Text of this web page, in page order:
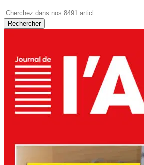
Rechercher